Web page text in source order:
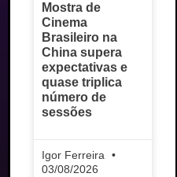
Mostra de
Cinema
Brasileiro na
China supera
expectativas e
quase triplica
número de
sessões
Igor Ferreira
03/08/2026